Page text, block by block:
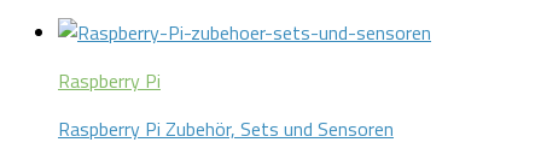
Raspberry Pi
Raspberry Pi Zubehör, Sets und Sensoren